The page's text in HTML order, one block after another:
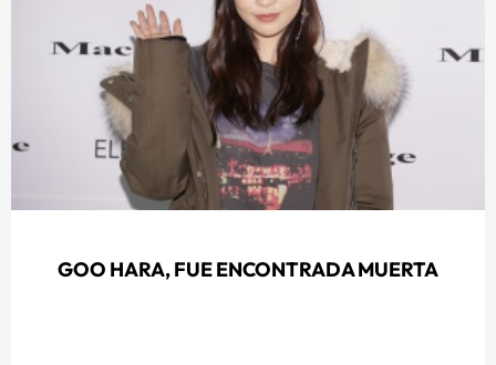
GOO HARA, FUE ENCONTRADA MUERTA